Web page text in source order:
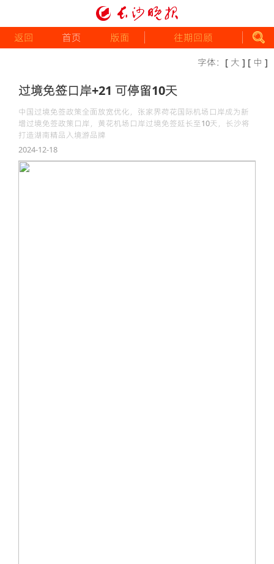
返回 首页 版面 往期回顾
字体： [ 大 ] [ 中 ]
过境免签口岸+21 可停留10天
中国过境免签政策全面放宽优化，张家界荷花国际机场口岸成为新
增过境免签政策口岸，黄花机场口岸过境免签延长至10天，长沙将
打造湖南精品入境游品牌
2024-12-18